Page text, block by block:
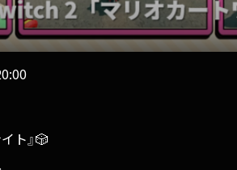
ト』🎲